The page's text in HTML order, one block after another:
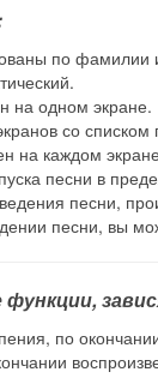
по фамилии
на одном экране.
со списком
на каждом
песни в
песни,
песни, вы
по